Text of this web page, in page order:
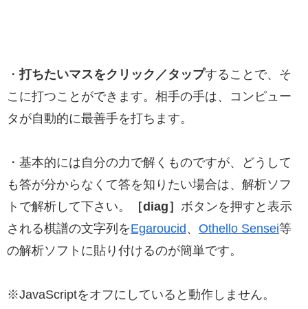
・打ちたいマスをクリック／タップすることで、そ
こに打つことができます。相手の手は、コンピュー
タが自動的に最善手を打ちます。
・基本的には自分の力で解くものですが、どうして
も答が分からなくて答を知りたい場合は、解析ソフ
トで解析して下さい。
［diag］ ボタンを押すと表示
される棋譜の文字列をEgaroucid、 Othello Sensei等
の解析ソフトに貼り付けるのが簡単です。
※JavaScriptをオフにしていると動作しません。